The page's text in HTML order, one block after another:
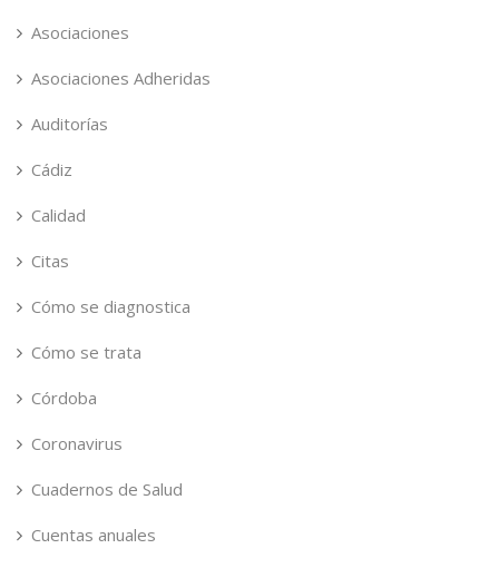
Asociaciones
Asociaciones Adheridas
Auditorías
Cádiz
Calidad
Citas
Cómo se diagnostica
Cómo se trata
Córdoba
Coronavirus
Cuadernos de Salud
Cuentas anuales